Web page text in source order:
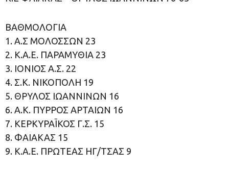
ΒΑΘΜΟΛΟΓΙΑ
1. Α.Σ ΜΟΛΟΣΣΩΝ 23
2. Κ.Α.Ε. ΠΑΡΑΜΥΘΙΑ 23
3. ΙΟΝΙΟΣ Α.Σ. 22
4. Σ.Κ. ΝΙΚΟΠΟΛΗ 19
5. ΘΡΥΛΟΣ ΙΩΑΝΝΙΝΩΝ 16
6. Α.Κ. ΠΥΡΡΟΣ ΑΡΤΑΙΩΝ 16
7. ΚΕΡΚΥΡΑΪΚΟΣ Γ.Σ. 15
8. ΦΑΙΑΚΑΣ 15
9. Κ.Α.Ε. ΠΡΩΤΕΑΣ ΗΓ/ΤΣΑΣ 9